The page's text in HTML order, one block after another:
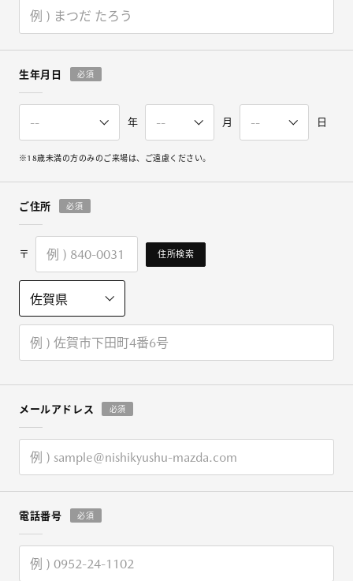
生年月日 必須
年 月 日
※18歳未満の方のみのご来場は、ご遠慮ください。
ご住所 必須
〒 住所検索
メールアドレス 必須
電話番号 必須